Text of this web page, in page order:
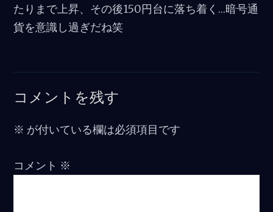
たりまで上昇、その後150円台に落ち着く…暗号通
貨を意識し過ぎだね笑
コメントを残す
※ が付いている欄は必須項目です
コメント ※